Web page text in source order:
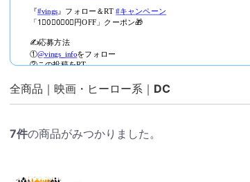
全商品 映画・ヒーロー系 DC
7件の商品がみつかりました。